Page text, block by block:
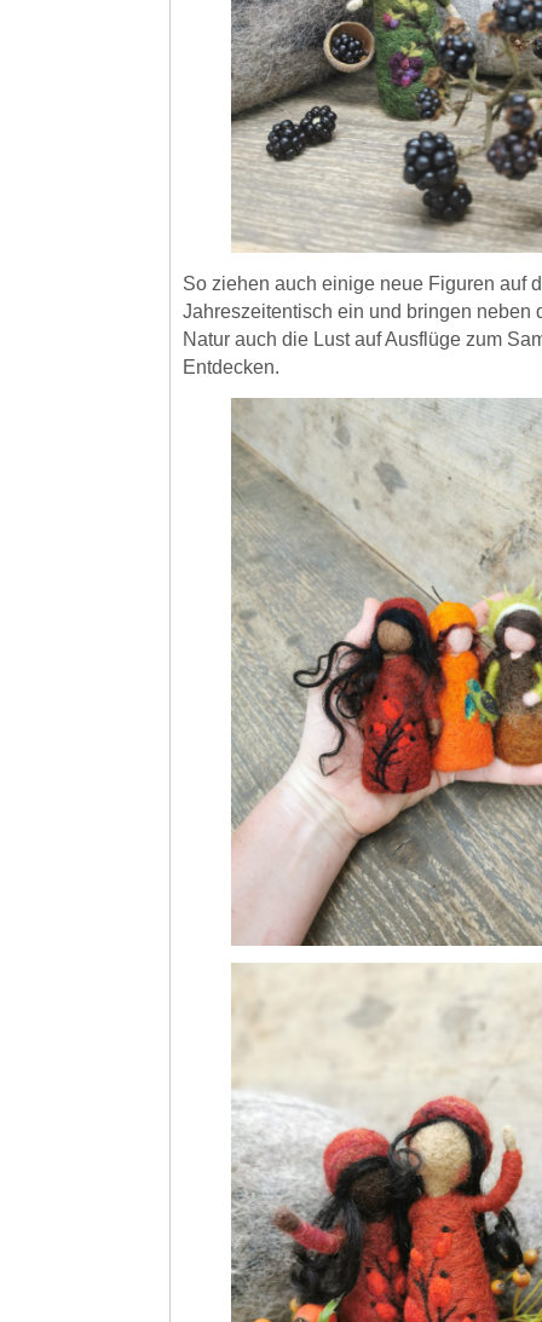
So ziehen auch einige neue Figuren auf
Jahreszeitentisch ein und bringen neben
Natur auch die Lust auf Ausflüge zum
Entdecken.